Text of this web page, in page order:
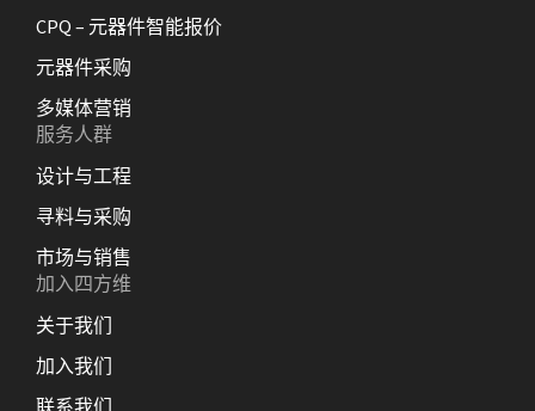
CPQ – 元器件智能报价
元器件采购
多媒体营销
服务人群
设计与工程
寻料与采购
市场与销售
加入四方维
关于我们
加入我们